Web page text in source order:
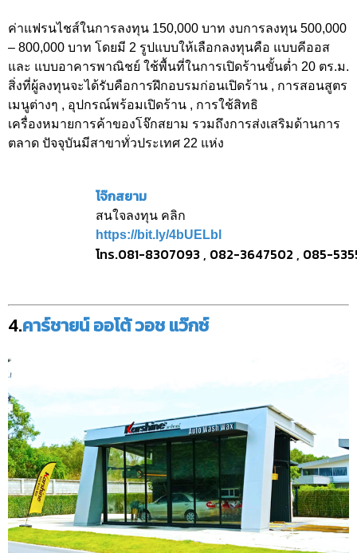
ค่าแฟรนไชส์ในการลงทุน 150,000 บาท งบการลงทุน 500,000
– 800,000 บาท โดยมี 2 รูปแบบให้เลือกลงทุนคือ แบบคีออส
และ แบบอาคารพาณิชย์ ใช้พื้นที่ในการเปิดร้านขั้นต่ำ 20 ตร.ม.
สิ่งที่ผู้ลงทุนจะได้รับคือการฝึกอบรมก่อนเปิดร้าน , การสอนสูตร
เมนูต่างๆ , อุปกรณ์พร้อมเปิดร้าน , การใช้สิทธิ
เครื่องหมายการค้าของโจ๊กสยาม รวมถึงการส่งเสริมด้านการ
ตลาด ปัจจุบันมีสาขาทั่วประเทศ 22 แห่ง
โจ๊กสยาม
สนใจลงทุน คลิก
https://bit.ly/4bUELbl
โทร.081-8307093 , 082-3647502 , 085-
4.คาร์ชายน์ ออโต้ วอช แว๊กซ์